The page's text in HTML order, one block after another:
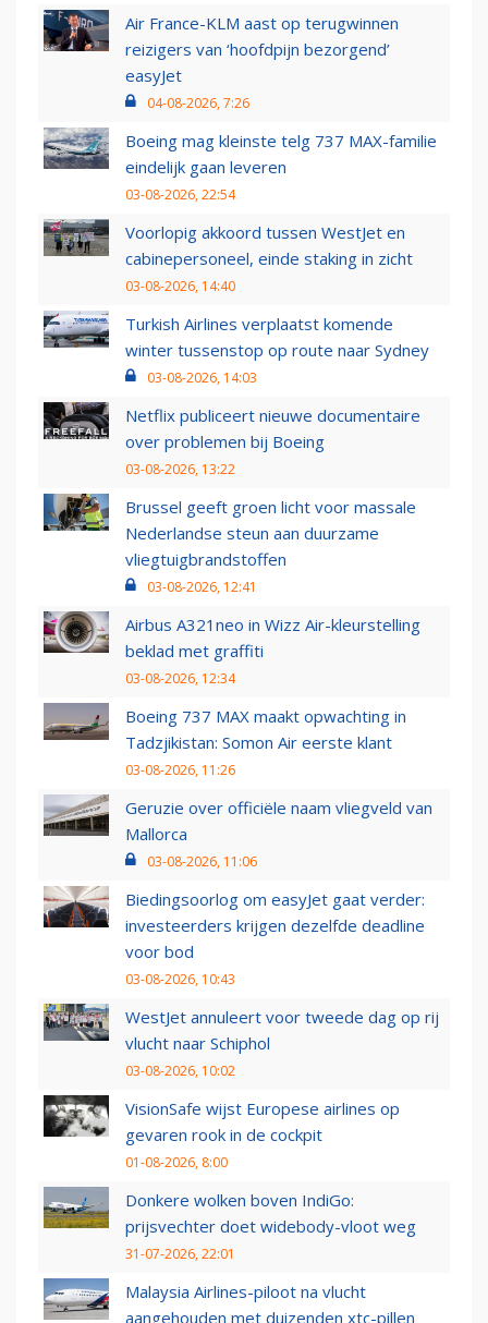
Air France-KLM aast op terugwinnen
reizigers van ‘hoofdpijn bezorgend’
easyJet
04-08-2026, 7:26
Boeing mag kleinste telg 737 MAX-familie
eindelijk gaan leveren
03-08-2026, 22:54
Voorlopig akkoord tussen WestJet en
cabinepersoneel, einde staking in zicht
03-08-2026, 14:40
Turkish Airlines verplaatst komende
winter tussenstop op route naar Sydney
03-08-2026, 14:03
Netflix publiceert nieuwe documentaire
over problemen bij Boeing
03-08-2026, 13:22
Brussel geeft groen licht voor massale
Nederlandse steun aan duurzame
vliegtuigbrandstoffen
03-08-2026, 12:41
Airbus A321neo in Wizz Air-kleurstelling
beklad met graffiti
03-08-2026, 12:34
Boeing 737 MAX maakt opwachting in
Tadzjikistan: Somon Air eerste klant
03-08-2026, 11:26
Geruzie over officiële naam vliegveld van
Mallorca
03-08-2026, 11:06
Biedingsoorlog om easyJet gaat verder:
investeerders krijgen dezelfde deadline
voor bod
03-08-2026, 10:43
WestJet annuleert voor tweede dag op rij
vlucht naar Schiphol
03-08-2026, 10:02
VisionSafe wijst Europese airlines op
gevaren rook in de cockpit
01-08-2026, 8:00
Donkere wolken boven IndiGo:
prijsvechter doet widebody-vloot weg
31-07-2026, 22:01
Malaysia Airlines-piloot na vlucht
aangehouden met duizenden xtc-pillen